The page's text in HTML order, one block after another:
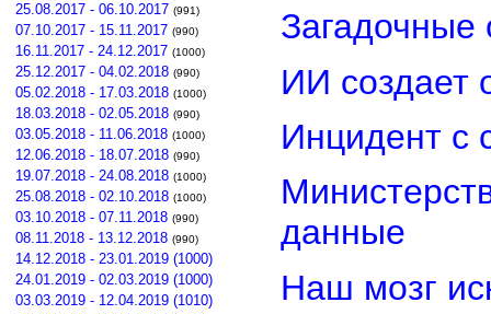
25.08.2017 - 06.10.2017 (991)
07.10.2017 - 15.11.2017 (990)
16.11.2017 - 24.12.2017 (1000)
25.12.2017 - 04.02.2018 (990)
05.02.2018 - 17.03.2018 (1000)
18.03.2018 - 02.05.2018 (990)
03.05.2018 - 11.06.2018 (1000)
12.06.2018 - 18.07.2018 (990)
19.07.2018 - 24.08.2018 (1000)
25.08.2018 - 02.10.2018 (1000)
03.10.2018 - 07.11.2018 (990)
08.11.2018 - 13.12.2018 (990)
14.12.2018 - 23.01.2019 (1000)
24.01.2019 - 02.03.2019 (1000)
03.03.2019 - 12.04.2019 (1010)
ИИ создает
Инцидент с
данные
Наш мозг